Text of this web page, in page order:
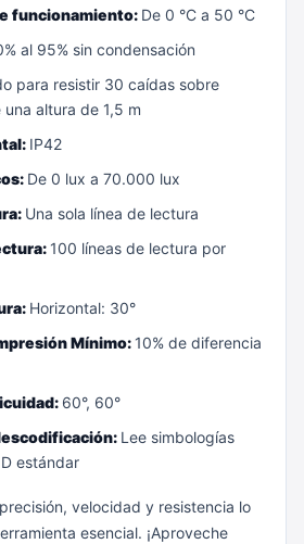
funcionamiento: De 0 °C a 50 °C
al 95% sin condensación
para resistir 30 caídas sobre
altura de 1,5 m
IP42
De 0 lux a 70.000 lux
Una sola línea de lectura
100 líneas de lectura por
Horizontal: 30°
Mínimo: 10% de diferencia
60°, 60°
Lee simbologías
estándar
velocidad y resistencia lo
esencial. ¡Aproveche